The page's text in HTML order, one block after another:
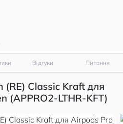
Відгуки Питання
Classic Kraft для
(APPRO2-LTHR-KFT)